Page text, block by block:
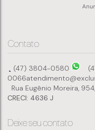
Contato
(47) 3804-0580
0066
Rua Eugênio Moreira, 954,
CRECI: 4636 J
Deixe seu contato